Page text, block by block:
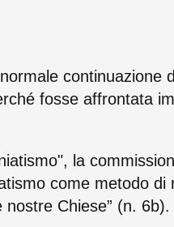
continua­zione
fosse affrontata
la
come metodo
Chiese” (n. 6b).